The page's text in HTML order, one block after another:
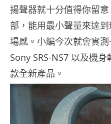
揚聲器就十分值得你留
部，能用最小聲量來達
場感。小編今次就會實
Sony SRS-NS7 以及機
款全新產品。